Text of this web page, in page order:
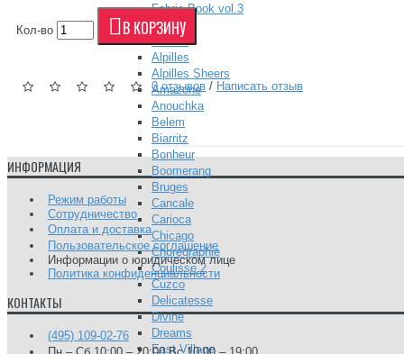
Fabric Book vol.3
Camengo +
Alfama
Alpilles
Alpilles Sheers
Amazone
Anouchka
Belem
Biarritz
Bonheur
Boomerang
Bruges
Cancale
Carioca
Chicago
Choregraphie
Coulisse 2
Cuzco
Delicatesse
Divine
Dreams
East Village
Кол-во В КОРЗИНУ
0 отзывов / Написать отзыв
ИНФОРМАЦИЯ
Режим работы
Сотрудничество
Оплата и доставка
Пользовательское соглашение
Информации о юридическом лице
Политика конфиденциальности
КОНТАКТЫ
(495) 109-02-76